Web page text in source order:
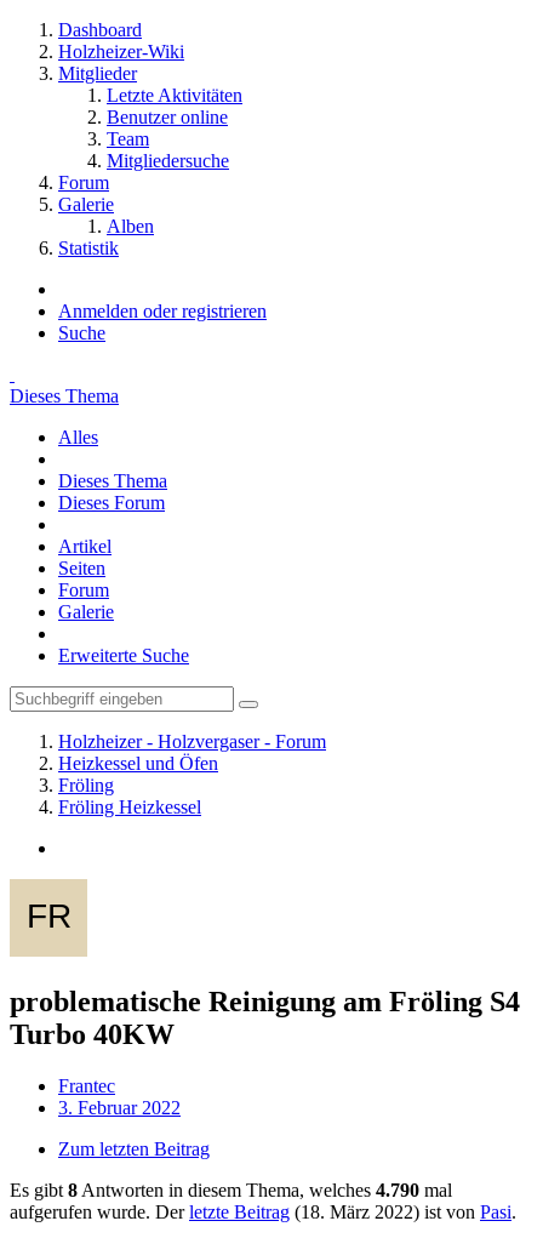
Dashboard
Holzheizer-Wiki
Mitglieder
Letzte Aktivitäten
Benutzer online
Team
Mitgliedersuche
Forum
Galerie
Alben
Statistik
Anmelden oder registrieren
Suche
Dieses Thema
Alles
Dieses Thema
Dieses Forum
Artikel
Seiten
Forum
Galerie
Erweiterte Suche
Holzheizer - Holzvergaser - Forum
Heizkessel und Öfen
Fröling
Fröling Heizkessel
problematische Reinigung am Fröling S4
Turbo 40KW
Frantec
3. Februar 2022
Zum letzten Beitrag
Es gibt 8 Antworten in diesem Thema, welches 4.790 mal
aufgerufen wurde. Derletzte Beitrag (18. März 2022) ist von Pasi.